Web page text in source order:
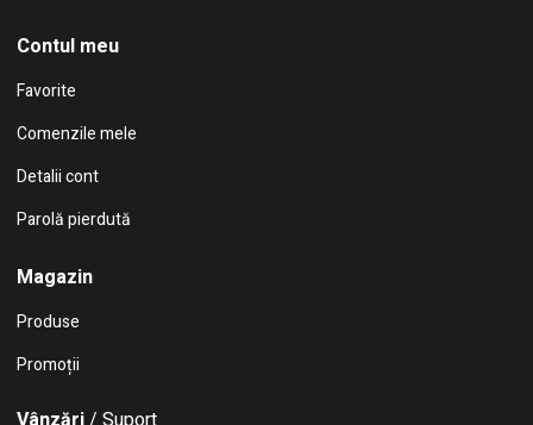
Contul meu
Favorite
Comenzile mele
Detalii cont
Parolă pierdută
Magazin
Produse
Promoții